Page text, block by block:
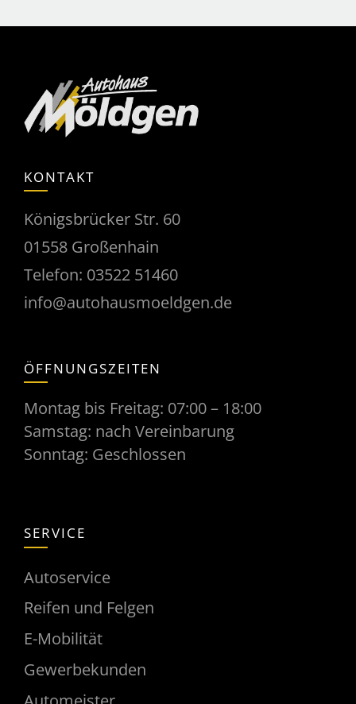
KONTAKT
Königsbrücker Str. 60
01558 Großenhain
Telefon: 03522 51460
info@autohausmoeldgen.de
ÖFFNUNGSZEITEN
Montag bis Freitag: 07:00 – 18:00
Samstag: nach Vereinbarung
Sonntag: Geschlossen
SERVICE
Autoservice
Reifen und Felgen
E-Mobilität
Gewerbekunden